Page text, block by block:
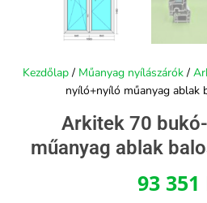
Kezdőlap / Műanyag nyílászárók /
nyíló+nyíló műanyag ablak
Arkitek 70
műanyag ablak
93 351